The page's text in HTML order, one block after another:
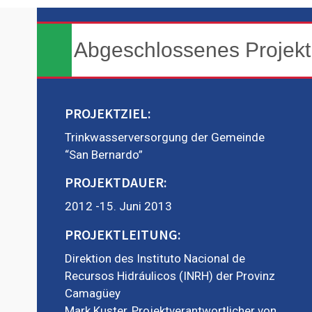
Abgeschlossenes Projekt
PROJEKTZIEL:
Trinkwasserversorgung der Gemeinde
“San Bernardo”
PROJEKTDAUER:
2012 -15. Juni 2013
PROJEKTLEITUNG:
Direktion des Instituto Nacional de
Recursos Hidráulicos (INRH) der Provinz
Camagüey